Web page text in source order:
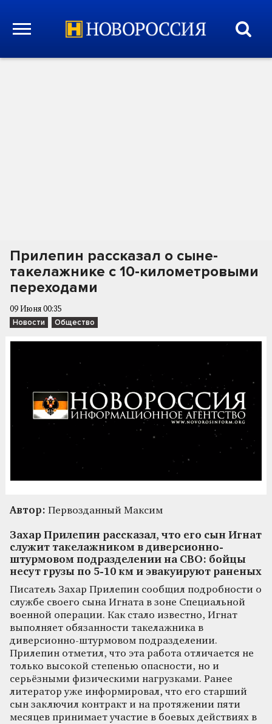
Прилепин рассказал о сыне-
такелажнике с 10-километровыми
переходами
09 Июня 00:35
Новости Общество
Автор: Первозданный Максим
Захар Прилепин рассказал, что его сын Игнат
служит такелажником в диверсионно-
штурмовом подразделении на СВО: бойцы
несут грузы по 5-10 км и эвакуируют раненых
Писатель Захар Прилепин сообщил подробности о
службе своего сына Игната в зоне Специальной
военной операции. Как стало известно, Игнат
выполняет обязанности такелажника в
диверсионно-штурмовом подразделении.
Прилепин отметил, что эта работа отличается не
только высокой степенью опасности, но и
серьёзными физическими нагрузками. Ранее
литератор уже информировал, что его старший
сын заключил контракт и на протяжении пяти
месяцев принимает участие в боевых действиях в